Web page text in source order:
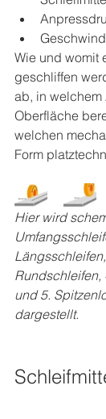
Wie und womit
geschliffen
ab, in
Oberfläche
welchen
Form
Hier wird
Rundschleifen,
und 5.
dargestellt.